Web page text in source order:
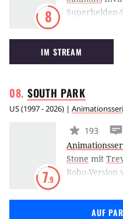
8
Kirkmans
dreht sich
in die
IM STREAM
SOUTH PARK
US(1997 - 2026) |
7.9
193
Stone mit
Robo-
der Mr.
Hussein,
AUF